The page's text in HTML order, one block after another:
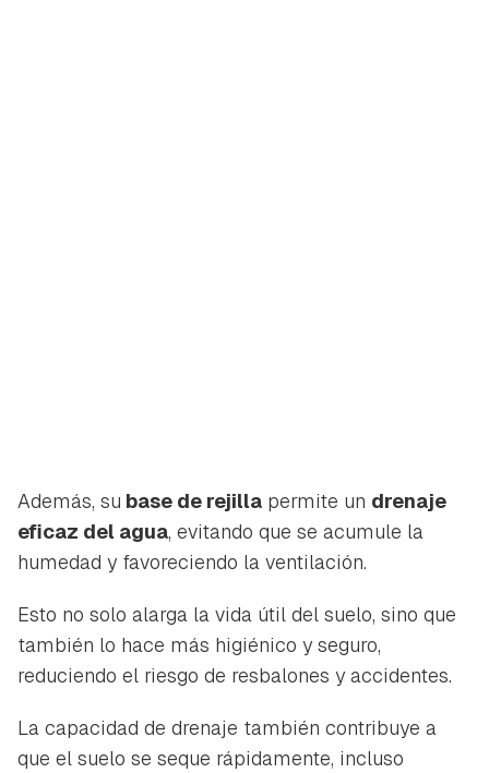
Además, su base de rejilla permite un drenaje
eficaz del agua, evitando que se acumule la
humedad y favoreciendo la ventilación.
Esto no solo alarga la vida útil del suelo, sino que
también lo hace más higiénico y seguro,
reduciendo el riesgo de resbalones y accidentes.
La capacidad de drenaje también contribuye a
que el suelo se seque rápidamente, incluso